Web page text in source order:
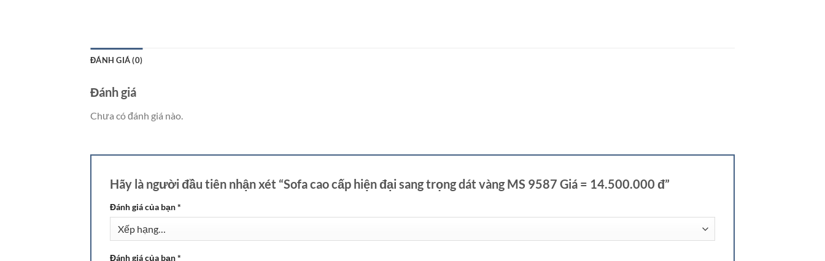
ĐÁNH GIÁ (0)
Đánh giá
Chưa có đánh giá nào.
Hãy là người đầu tiên nhận xét “Sofa cao cấp hiện đại sang trọng dát vàng MS 9587 Giá = 14.500.000 đ”
Đánh giá của bạn*
Đánh giá của bạn*